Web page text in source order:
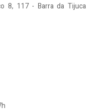
8, 117 - Barra da Tijuca